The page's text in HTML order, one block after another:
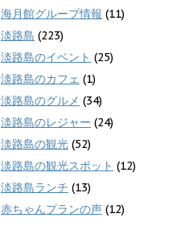
海月館グループ情報 (11)
淡路島 (223)
淡路島のイベント (25)
淡路島のカフェ (1)
淡路島のグルメ (34)
淡路島のレジャー (24)
淡路島の観光 (52)
淡路島の観光スポット (12)
淡路島ランチ (13)
赤ちゃんプランの声 (12)